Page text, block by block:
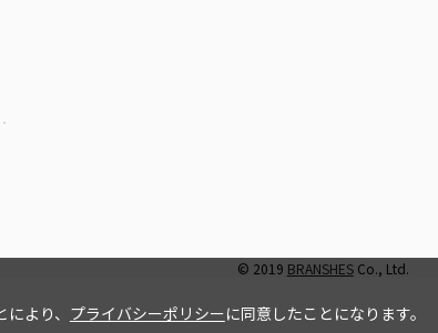
© 2019 BRANSHESCo., Ltd.
より、 プライバシーポリシーに同意したことになります。